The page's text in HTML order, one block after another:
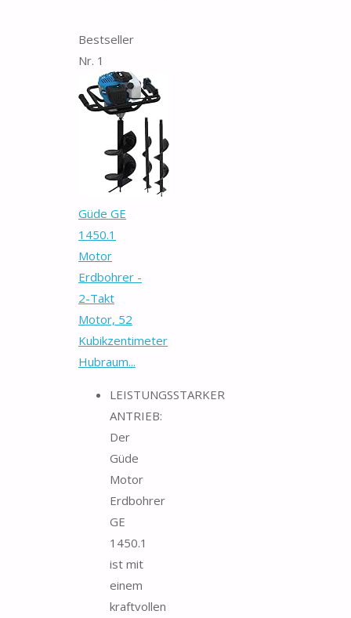
Bestseller
Nr. 1
Güde GE
1450.1
Motor
Erdbohrer -
2-Takt
Motor, 52
Kubikzentimeter
Hubraum...
LEISTUNGSSTARKER
ANTRIEB:
Der
Güde
Motor
Erdbohrer
GE
1450.1
ist mit
einem
kraftvollen